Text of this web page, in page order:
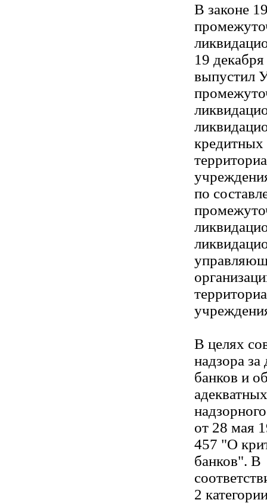
В законе
19
выпустил
кредитных
по
В целях
надзора за
банков и
от 28 мая
457 "О
банков". В
2